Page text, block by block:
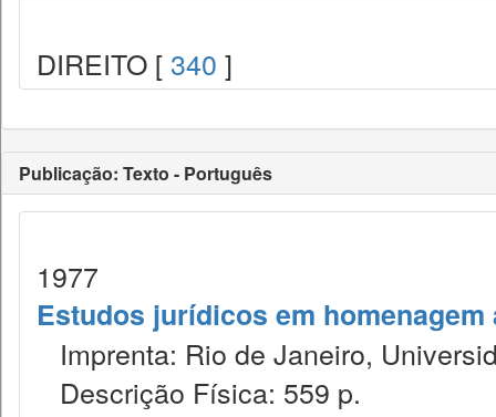
DIREITO [ 340 ]
Publicação: Texto - Português
1977
Estudos jurídicos em
Imprenta: Rio de Janeiro,
Descrição Física: 559 p.